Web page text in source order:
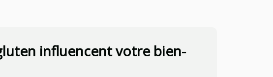
influencent votre bien-